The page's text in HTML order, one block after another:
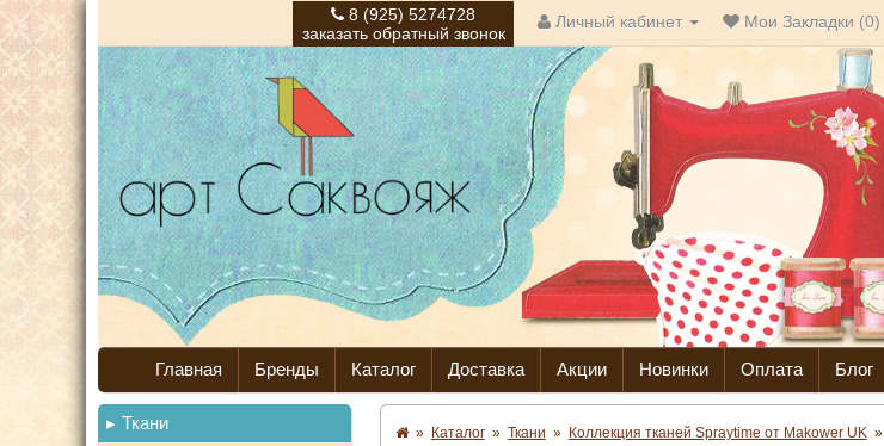
8 (925) 5274728
заказать обратный звонок
Личный кабинет Мои Закладки (0)
Главная Бренды Каталог Доставка Акции Новинки Оплата Блог
Ткани
» Каталог » Ткани » Коллекция тканей Spraytime от Makower UK »